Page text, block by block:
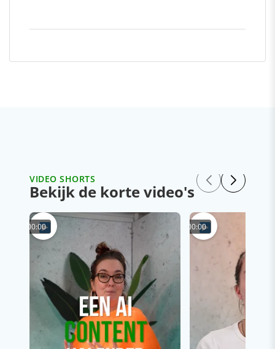
VIDEO SHORTS
Bekijk de korte video's
00:00 00:00